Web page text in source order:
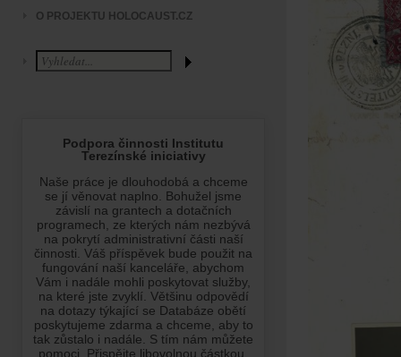
O PROJEKTU HOLOCAUST.CZ